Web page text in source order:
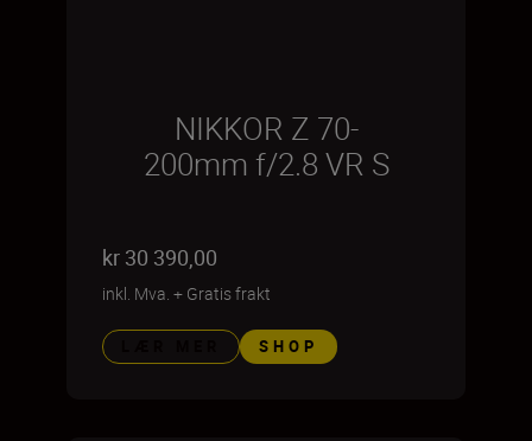
NIKKOR Z 70-
200mm f/2.8 VR S
kr 30 390,00
inkl. Mva. + Gratis frakt
SHOP